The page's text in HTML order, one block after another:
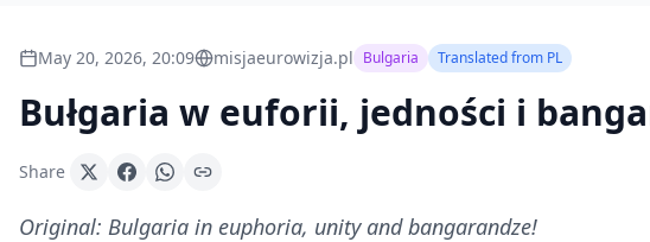
May 20, 2026, 20:09 misjaeurowizja.pl Bulgaria Translated from PL
Bułgaria w euforii, jedności i
Share
Original: Bulgaria in euphoria, unity and bangarandze!